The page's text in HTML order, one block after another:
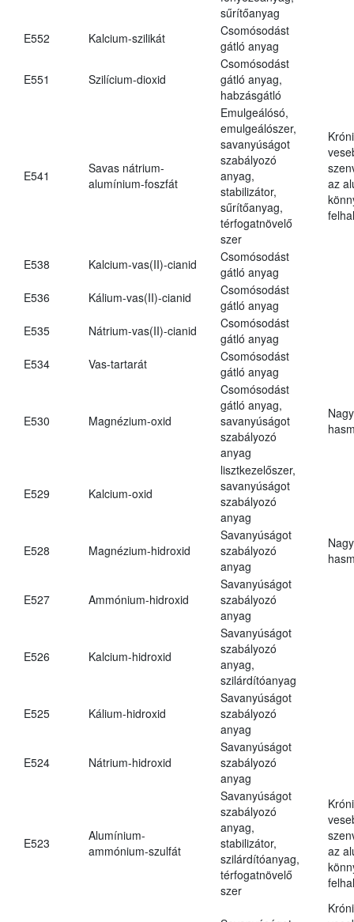
sűrítőanyag
E552
Kalcium-szilikát
Csomósodást
gátló anyag
E551 Szilícium-dioxid
Csomósodást
gátló anyag,
habzásgátló
E541
Savas nátrium-
alumínium-foszfát
Emulgeálósó,
emulgeálószer,
savanyúságot
szabályozó
anyag,
stabilizátor,
sűrítőanyag,
térfogatnövelő
szer
az
E538 Kalcium-vas(II)-cianid
Csomósodást
gátló anyag
E536
Kálium-vas(II)-cianid
Csomósodást
gátló anyag
E535
Nátrium-vas(II)-cianid
Csomósodást
gátló anyag
E534
Vas-tartarát
Csomósodást
gátló anyag
E530 Magnézium-oxid
Csomósodást
gátló anyag,
savanyúságot
szabályozó
anyag
E529 Kalcium-oxid
lisztkezelőszer,
savanyúságot
szabályozó
anyag
E528 Magnézium-hidroxid
Savanyúságot
szabályozó
anyag
E527 Ammónium-hidroxid
Savanyúságot
szabályozó
anyag
E526 Kalcium-hidroxid
Savanyúságot
szabályozó
anyag,
szilárdítóanyag
E525 Kálium-hidroxid
Savanyúságot
szabályozó
anyag
E524 Nátrium-hidroxid
Savanyúságot
szabályozó
anyag
E523
Alumínium-
ammónium-szulfát
Savanyúságot
szabályozó
anyag,
stabilizátor,
szilárdítóanyag,
térfogatnövelő
szer
az